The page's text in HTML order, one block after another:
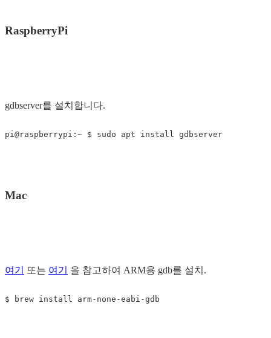
RaspberryPi
gdbserver를 설치합니다.
Mac
여기 또는 여기 을 참고하여 ARM용 gdb를 설치.